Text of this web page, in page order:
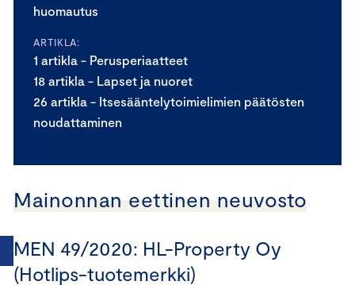
huomautus
ARTIKLA:
1 artikla - Perusperiaatteet
18 artikla - Lapset ja nuoret
26 artikla - Itsesääntelytoimielimien päätösten
noudattaminen
Mainonnan eettinen neuvosto
MEN 49/2020: HL-Property Oy
(Hotlips-tuotemerkki)